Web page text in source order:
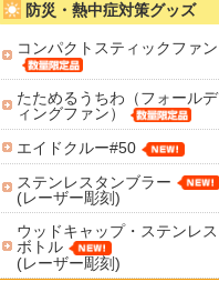
防災・熱中症対策グッズ
コンパクトスティックファン
たためるうちわ（フォールデ
ィングファン）
エイドクルー#50
ステンレスタンブラー
(レーザー彫刻)
ウッドキャップ・ステンレス
ボトル
(レーザー彫刻)